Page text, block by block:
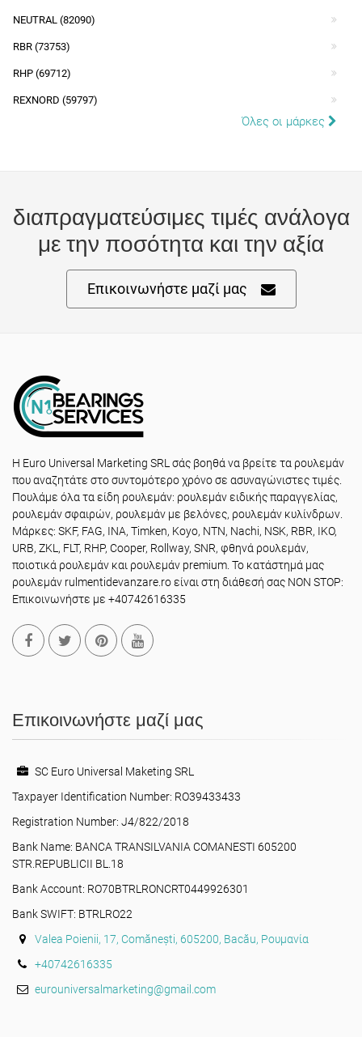
NEUTRAL (82090)
RBR (73753)
RHP (69712)
REXNORD (59797)
Όλες οι μάρκες
διαπραγματεύσιμες τιμές ανάλογα
με την ποσότητα και την αξία
Επικοινωνήστε μαζί μας
Η Euro Universal Marketing SRL σάς βοηθά να βρείτε τα ρουλεμάν
που αναζητάτε στο συντομότερο χρόνο σε ασυναγώνιστες τιμές.
Πουλάμε όλα τα είδη ρουλεμάν: ρουλεμάν ειδικής παραγγελίας,
ρουλεμάν σφαιρών, ρουλεμάν με βελόνες, ρουλεμάν κυλίνδρων.
Μάρκες: SKF, FAG, INA, Timken, Koyo, NTN, Nachi, NSK, RBR, IKO,
URB, ZKL, FLT, RHP, Cooper, Rollway, SNR, φθηνά ρουλεμάν,
ποιοτικά ρουλεμάν και ρουλεμάν premium. Το κατάστημά μας
ρουλεμάν rulmentidevanzare.ro είναι στη διάθεσή σας NON STOP:
Επικοινωνήστε με +40742616335
Επικοινωνήστε μαζί μας
SC Euro Universal Maketing SRL
Taxpayer Identification Number: RO39433433
Registration Number: J4/822/2018
Bank Name: BANCA TRANSILVANIA COMANESTI 605200
STR.REPUBLICII BL.18
Bank Account: RO70BTRLRONCRT0449926301
Bank SWIFT: BTRLRO22
Valea Poienii, 17, Comănești, 605200, Bacău, Ρουμανία
+40742616335
eurouniversalmarketing@gmail.com